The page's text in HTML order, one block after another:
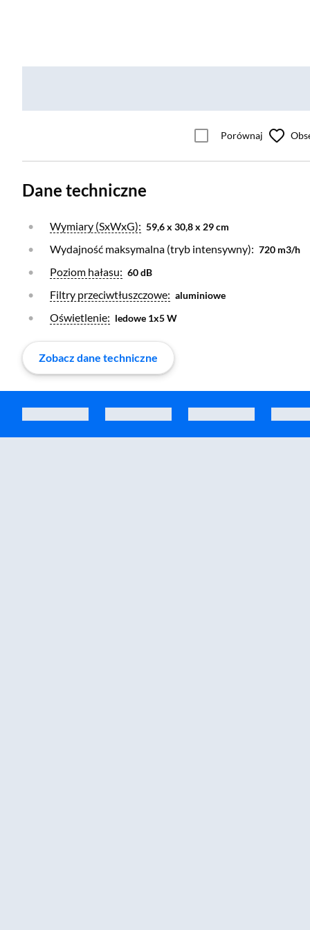
Porównaj
Dane techniczne
Otwórz warstwę
Wymiary (SxWxG): 59,6 x 30,8 x 29 cm
Wydajność maksymalna (tryb intensywny): 720 m3/h
Otwórz warstwę
Poziom hałasu: 60 dB
Otwórz warstwę
Filtry przeciwtłuszczowe: aluminiowe
Otwórz warstwę
Oświetlenie: ledowe 1x5 W
Zobacz dane techniczne